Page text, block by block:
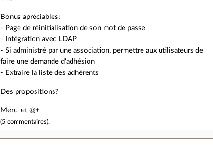
Bonus apréciables:
- Page de réinitialisation de son mot de passe
- Intégration avec LDAP
- Si administré par une association, permettre aux utilisateurs de
faire une demande d'adhésion
- Extraire la liste des adhérents
Des propositions?
Merci et @+
(5 commentaires).